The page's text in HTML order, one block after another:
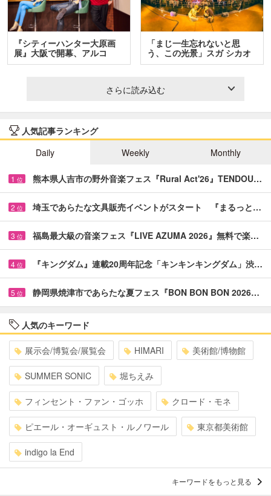
『シティーハンター大原画
展』大阪で開幕、アルコ
＆…
「まじ一生忘れないと思
う、この光景」スガ シカオ
と…
さらに読み込む
人気記事ランキング
Daily
Weekly Monthly
1 位 熊本県人吉市の野外音楽フェス『Rural Act'26』TENDOU…
2 位 埼玉であらたな文具販売イベントがスタート 『まるっと…
3 位 福島最大級の音楽フェス『LIVE AZUMA 2026』無料で楽…
4 位 『キングダム』連載20周年記念「キンキンキングダム」渋…
5 位 静岡県焼津市であらたな夏フェス『BON BON BON 2026…
人気のキーワード
展示会/博覧会/展覧会 HIMARI 美術館/博物館
SUMMER SONIC 堀ちえみ
フィンセント・ファン・ゴッホ クロード・モネ
ピエール・オーギュスト・ルノワール 東京都美術館
indigo la End
キーワードをもっと見る